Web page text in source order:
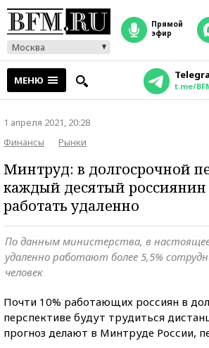
Москва
прямой
эфир
МЕНЮ t.me/
1 апреля 2021, 20:28
Финансы
Рынки
Минтруд: в долгосрочной
каждый десятый россиянин
работать удаленно
По данным министерства, в
удаленно работают более 5,5%
человек
Почти 10% работающих россиян в
перспективе будут трудиться
прогноз делают в Минтруде России,